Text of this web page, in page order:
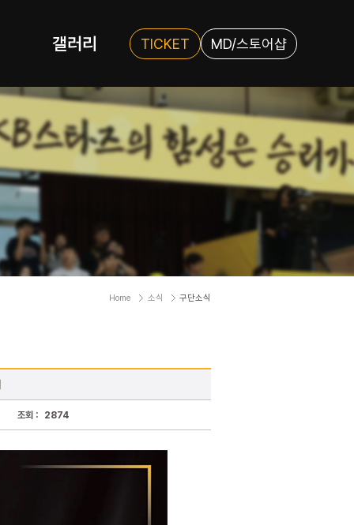
갤러리 TICKET MD/스토어샵
Home 소식 구단소식
조회 : 2874